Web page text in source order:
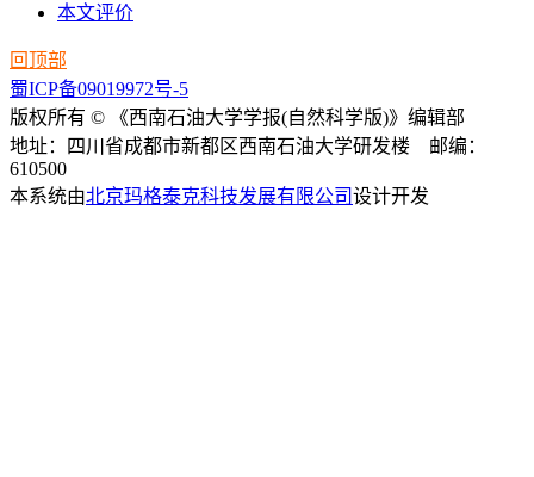
本文评价
回顶部
蜀ICP备09019972号-5
版权所有 © 《西南石油大学学报(自然科学版)》编辑部
地址：四川省成都市新都区西南石油大学研发楼 邮编：
610500
本系统由北京玛格泰克科技发展有限公司设计开发